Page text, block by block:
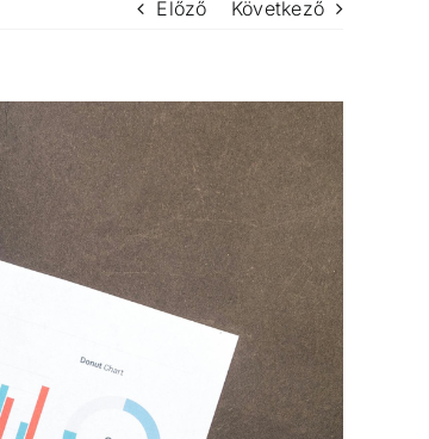
Előző Következő